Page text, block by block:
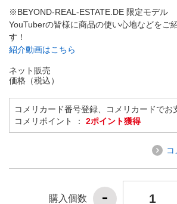
※BEYOND-REAL-ESTATE.DE 限定モデル
YouTuberの皆様に商品の使い心地などをご
す！
紹介動画はこちら
ネット販売
価格（税込）
コメリカード番号登録、コメリカードでお
コメリポイント ： 2ポイント獲得
購入個数